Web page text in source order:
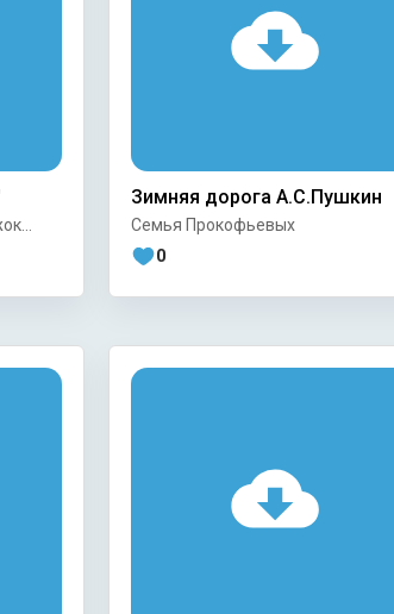
Зимняя дорога А.С.Пушкин
Семья Прокофьевых
0